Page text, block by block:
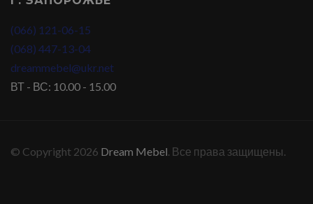
(066) 121-06-15
(068) 447-13-04
dreammebel@ukr.net
ВТ - ВС: 10.00 - 15.00
© Copyright 2026 Dream Mebel . Все права защищены.